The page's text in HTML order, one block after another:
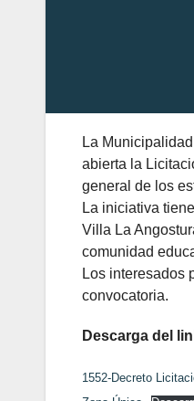
La
abierta la
general de los
La iniciativa
Villa La
comunidad
Los interesados
convocatoria.
Descarga del
1552-Decreto